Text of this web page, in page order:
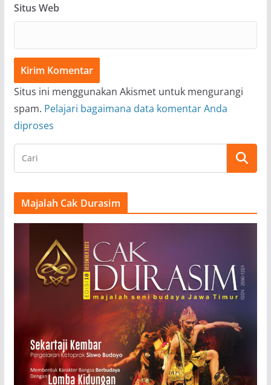
Situs Web
Situs ini menggunakan Akismet untuk mengurangi
spam. Pelajari bagaimana data komentar Anda
diproses
Majalah Cak Durasim